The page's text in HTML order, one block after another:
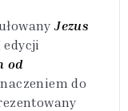
Jezus
edycji
od
do